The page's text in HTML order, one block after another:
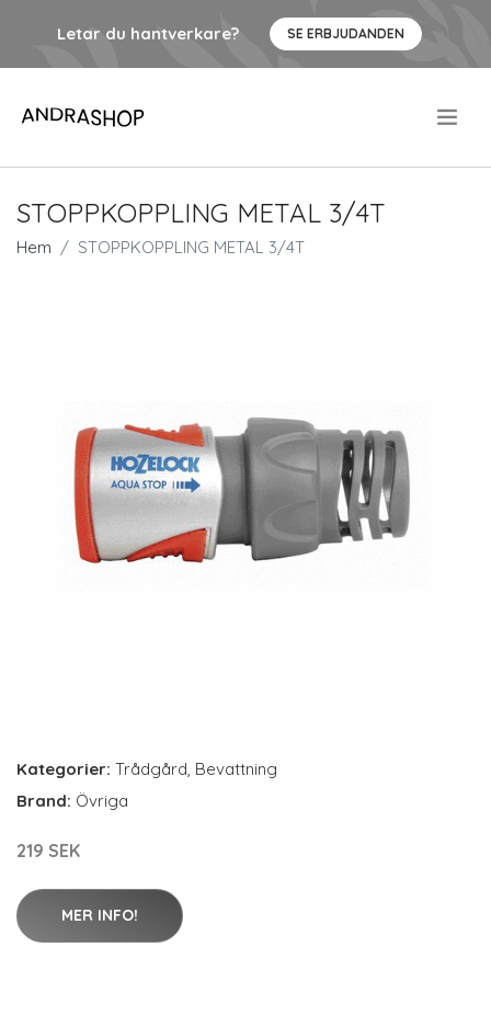
Letar du hantverkare? SE ERBJUDANDEN
STOPPKOPPLING METAL 3/4T
Hem STOPPKOPPLING METAL 3/4T
Kategorier: Trådgård, Bevattning
Brand: Övriga
219 SEK
MER INFO!